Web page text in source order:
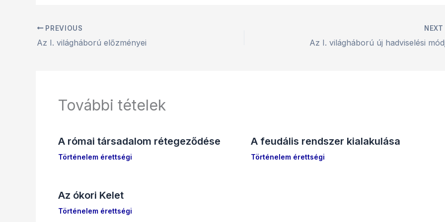
PREVIOUS
Az I. világháború előzményei
NEXT
Az I. világháború új hadviselési
További tételek
A római társadalom rétegeződése
Történelem érettségi
A feudális rendszer kialakulása
Történelem érettségi
Az ókori Kelet
Történelem érettségi